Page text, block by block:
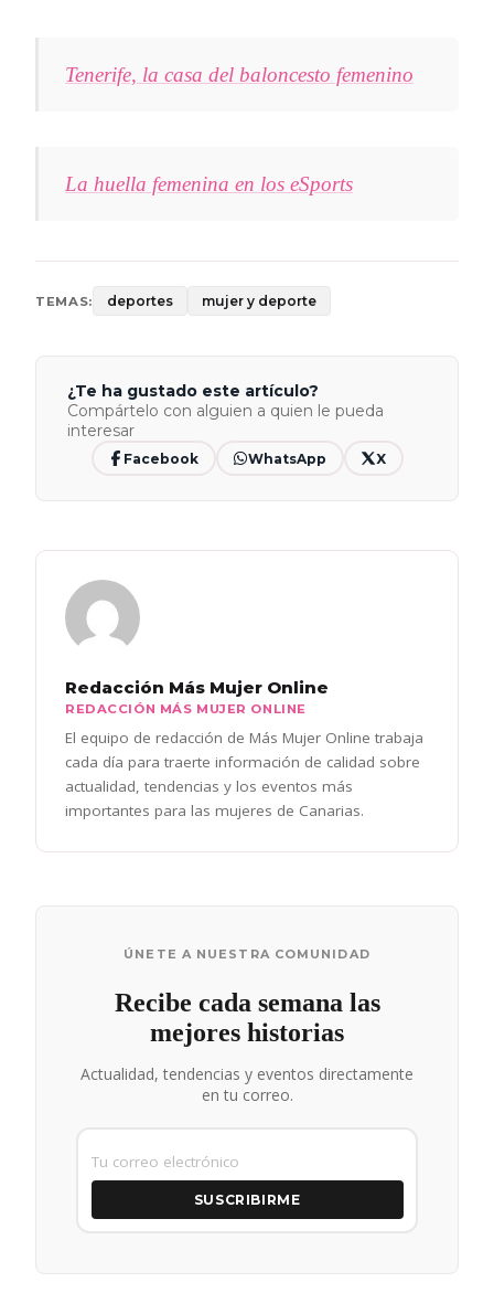
Tenerife, la casa del baloncesto femenino
La huella femenina en los eSports
TEMAS: deportes mujer y deporte
¿Te ha gustado este artículo?
Compártelo con alguien a quien le pueda
interesar
Facebook WhatsApp X
Redacción Más Mujer Online
REDACCIÓN MÁS MUJER ONLINE
El equipo de redacción de Más Mujer Online trabaja
cada día para traerte información de calidad sobre
actualidad, tendencias y los eventos más
importantes para las mujeres de Canarias.
ÚNETE A NUESTRA COMUNIDAD
Recibe cada semana las
mejores historias
Actualidad, tendencias y eventos directamente
en tu correo.
SUSCRIBIRME